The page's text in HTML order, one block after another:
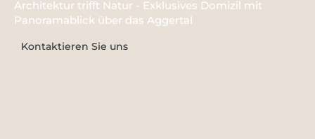
Architektur trifft Natur - Exklusives Domizil mit
Panoramablick über das Aggertal
Kontaktieren Sie uns